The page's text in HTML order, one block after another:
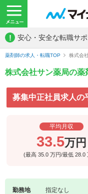
! 安心・安全な転職サ
薬剤師の求人・転職TOP 株式会
株式会社サン薬局の
募集中正社員求人の
平均月収
33.5万円
(最高 35.0 万円/最低 28.0
勤務地
指定なし